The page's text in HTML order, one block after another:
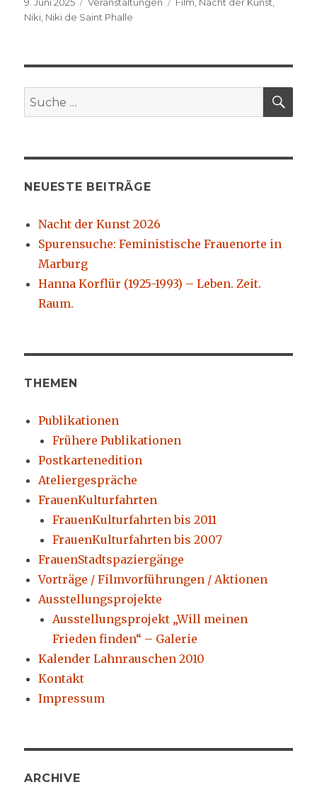
am
Niki Niki de Saint Phalle
Suche
nach:
NEUESTE BEITRÄGE
Nacht der Kunst 2026
Spurensuche: Feministische Frauenorte in
Marburg
Hanna Korflür (1925-1993) – Leben. Zeit.
Raum.
THEMEN
Publikationen
Frühere Publikationen
Postkartenedition
Ateliergespräche
FrauenKulturfahrten
FrauenKulturfahrten bis 2011
FrauenKulturfahrten bis 2007
FrauenStadtspaziergänge
Vorträge / Filmvorführungen / Aktionen
Ausstellungsprojekte
Ausstellungsprojekt „Will meinen
Frieden finden“ – Galerie
Kalender Lahnrauschen 2010
Kontakt
Impressum
ARCHIVE